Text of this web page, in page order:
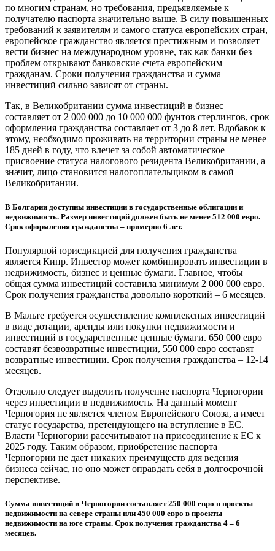
по многим странам, но требования, предъявляемые к
получателю паспорта значительно выше. В силу повышенных
требований к заявителям и самого статуса европейских стран,
европейское гражданство является престижным и позволяет
вести бизнес на международном уровне, так как банки без
проблем открывают банковские счета европейским
гражданам. Сроки получения гражданства и сумма
инвестиций сильно зависят от страны.
Так, в Великобритании сумма инвестиций в бизнес
составляет от 2 000 000 до 10 000 000 фунтов стерлингов, срок
оформления гражданства составляет от 3 до 8 лет. Вдобавок к
этому, необходимо проживать на территории страны не менее
185 дней в году, что влечет за собой автоматическое
присвоение статуса налогового резидента Великобритании, а
значит, лицо становится налогоплательщиком в самой
Великобритании.
В Болгарии доступны инвестиции в государственные облигации и
недвижимость. Размер инвестиций должен быть не менее 512 000 евро.
Срок оформления гражданства – примерно 6 лет.
Популярной юрисдикцией для получения гражданства
является Кипр. Инвестор может комбинировать инвестиции в
недвижимость, бизнес и ценные бумаги. Главное, чтобы
общая сумма инвестиций составила минимум 2 000 000 евро.
Срок получения гражданства довольно короткий – 6 месяцев.
В Мальте требуется осуществление комплексных инвестиций
в виде дотации, аренды или покупки недвижимости и
инвестиций в государственные ценные бумаги. 650 000 евро
составят безвозвратные инвестиции, 550 000 евро составят
возвратные инвестиции. Срок получения гражданства – 12-14
месяцев.
Отдельно следует выделить получение паспорта Черногории
через инвестиции в недвижимость. На данный момент
Черногория не является членом Европейского Союза, а имеет
статус государства, претендующего на вступление в ЕС.
Власти Черногории рассчитывают на присоединение к ЕС к
2025 году. Таким образом, приобретение паспорта
Черногории не дает никаких преимуществ для ведения
бизнеса сейчас, но оно может оправдать себя в долгосрочной
перспективе.
Сумма инвестиций в Черногории составляет 250 000 евро в проекты
недвижимости на севере страны или 450 000 евро в проекты
недвижимости на юге страны. Срок получения гражданства 4 – 6
месяцев.